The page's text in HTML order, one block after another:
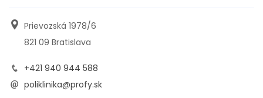
Prievozská 1978/6
821 09 Bratislava
+421 940 944 588
poliklinika@profy.sk